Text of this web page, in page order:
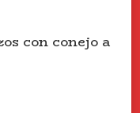
con conejo a